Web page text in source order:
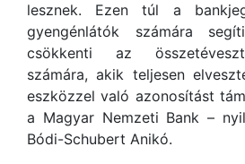
lesznek. Ezen túl a
gyengénlátók számára
csökkenti az
számára, akik teljesen
eszközzel való azonosítást
a Magyar Nemzeti Bank –
Bódi-Schubert Anikó.